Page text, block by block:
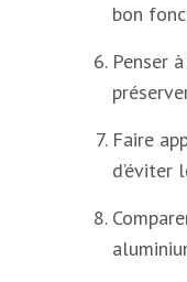
bon
Penser
Faire
d’éviter